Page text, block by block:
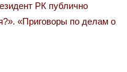
РК публично
«Приговоры по делам о